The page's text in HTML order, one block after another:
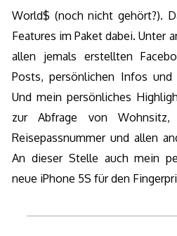
World$ (noch nicht gehört?).
Features im Paket dabei. Unter
allen jemals erstellten
Posts, persönlichen Infos
Und mein persönliches
zur Abfrage von Wohnsitz,
Reisepassnummer und allen
An dieser Stelle auch mein
neue iPhone 5S für den